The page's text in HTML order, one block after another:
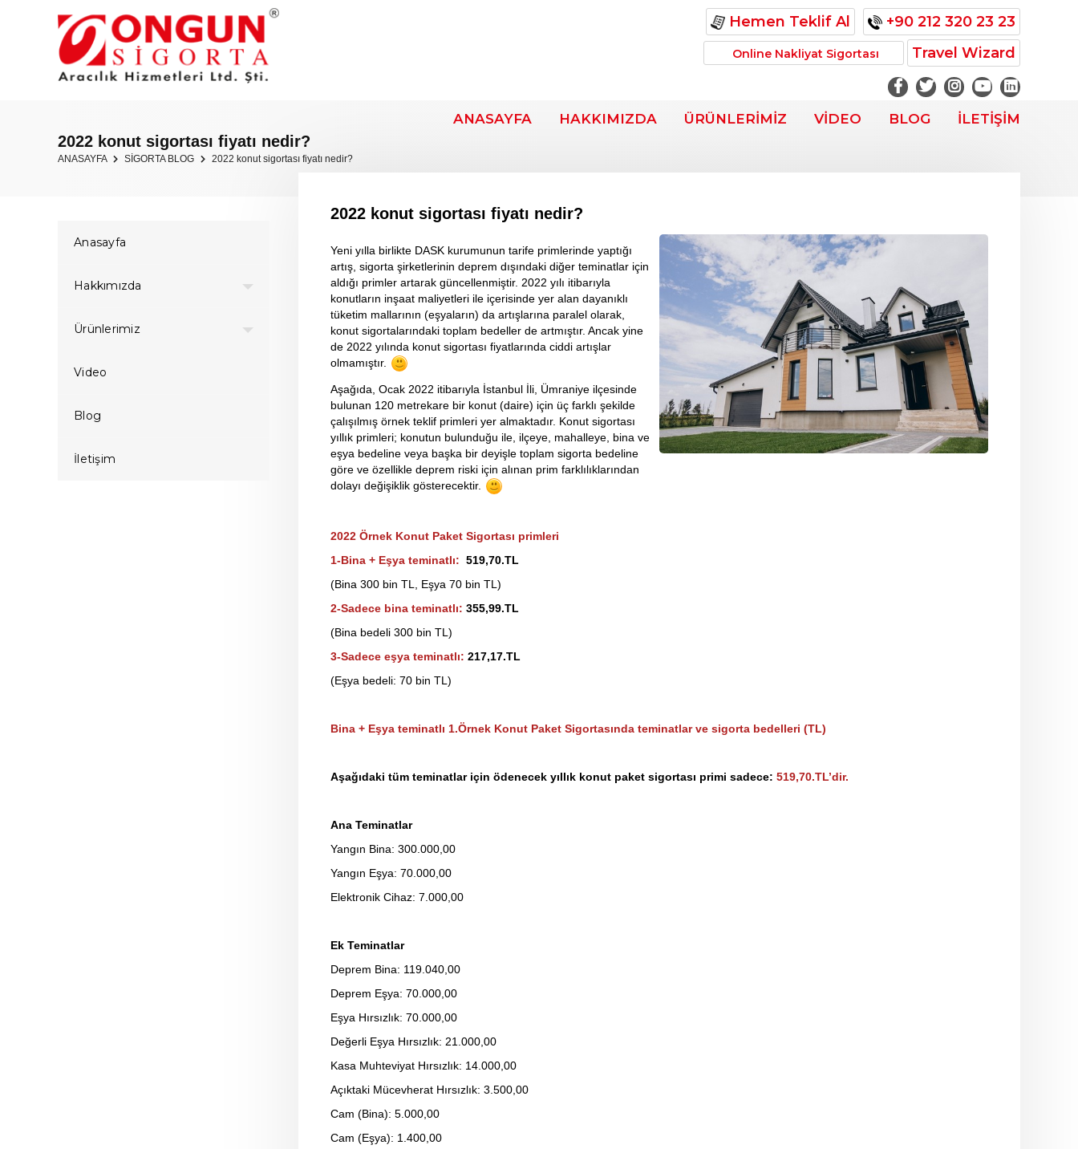
+90 212 320 23 23
Hemen Teklif Al
Online Nakliyat Sigortası Travel Wizard
ANASAYFA HAKKIMIZDA ÜRÜNLERİMİZ VİDEO BLOG İLETİŞİM
2022 konut sigortası fiyatı nedir?
ANASAYFA SİGORTA BLOG 2022 konut sigortası fiyatı nedir?
2022 konut sigortası fiyatı nedir?
Yeni yılla birlikte DASK kurumunun tarife primlerinde yaptığı
artış, sigorta şirketlerinin deprem dışındaki diğer teminatlar için
aldığı primler artarak güncellenmiştir. 2022 yılı itibarıyla
konutların inşaat maliyetleri ile içerisinde yer alan dayanıklı
tüketim mallarının (eşyaların) da artışlarına paralel olarak,
konut sigortalarındaki toplam bedeller de artmıştır. Ancak yine
de 2022 yılında konut sigortası fiyatlarında ciddi artışlar
olmamıştır.
Aşağıda, Ocak 2022 itibarıyla İstanbul İli, Ümraniye ilçesinde
bulunan 120 metrekare bir konut (daire) için üç farklı şekilde
çalışılmış örnek teklif primleri yer almaktadır. Konut sigortası
yıllık primleri; konutun bulunduğu ile, ilçeye, mahalleye, bina ve
eşya bedeline veya başka bir deyişle toplam sigorta bedeline
göre ve özellikle deprem riski için alınan prim farklılıklarından
dolayı değişiklik gösterecektir.
2022 Örnek Konut Paket Sigortası primleri
1-Bina + Eşya teminatlı: 519,70.TL
(Bina 300 bin TL, Eşya 70 bin TL)
2-Sadece bina teminatlı: 355,99.TL
(Bina bedeli 300 bin TL)
3-Sadece eşya teminatlı: 217,17.TL
(Eşya bedeli: 70 bin TL)
Bina + Eşya teminatlı 1.Örnek Konut Paket Sigortasında teminatlar ve sigorta bedelleri (TL)
Aşağıdaki tüm teminatlar için ödenecek yıllık konut paket sigortası primi sadece: 519,70.TL’dir.
Ana Teminatlar
Yangın Bina: 300.000,00
Yangın Eşya: 70.000,00
Elektronik Cihaz: 7.000,00
Ek Teminatlar
Deprem Bina: 119.040,00
Deprem Eşya: 70.000,00
Eşya Hırsızlık: 70.000,00
Değerli Eşya Hırsızlık: 21.000,00
Kasa Muhteviyat Hırsızlık: 14.000,00
Açıktaki Mücevherat Hırsızlık: 3.500,00
Cam (Bina): 5.000,00
Cam (Eşya): 1.400,00
Anasayfa
Hakkımızda
Ürünlerimiz
Video
Blog
İletişim